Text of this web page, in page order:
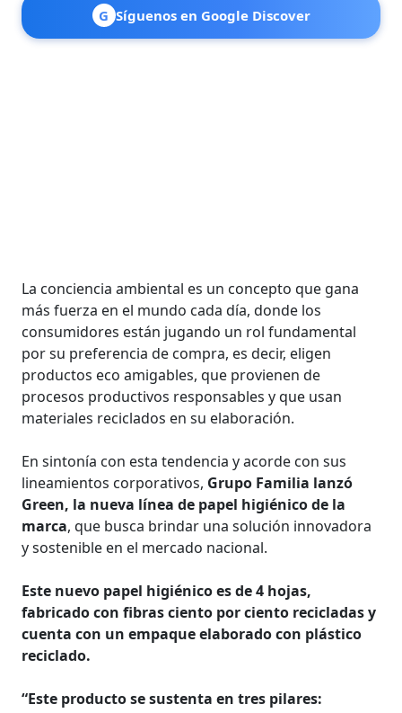
G Síguenos en Google Discover
La conciencia ambiental es un concepto que gana
más fuerza en el mundo cada día, donde los
consumidores están jugando un rol fundamental
por su preferencia de compra, es decir, eligen
productos eco amigables, que provienen de
procesos productivos responsables y que usan
materiales reciclados en su elaboración.
En sintonía con esta tendencia y acorde con sus
lineamientos corporativos, Grupo Familia lanzó
Green, la nueva línea de papel higiénico de la
marca, que busca brindar una solución innovadora
y sostenible en el mercado nacional.
Este nuevo papel higiénico es de 4 hojas,
fabricado con fibras ciento por ciento recicladas y
cuenta con un empaque elaborado con plástico
reciclado.
“Este producto se sustenta en tres pilares: